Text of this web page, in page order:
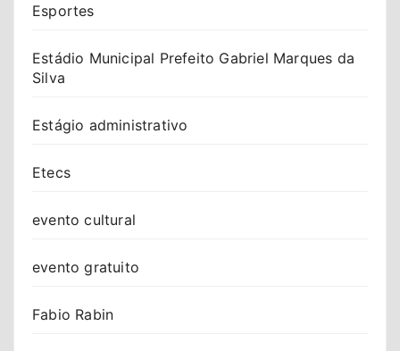
Esportes
Estádio Municipal Prefeito Gabriel Marques da
Silva
Estágio administrativo
Etecs
evento cultural
evento gratuito
Fabio Rabin